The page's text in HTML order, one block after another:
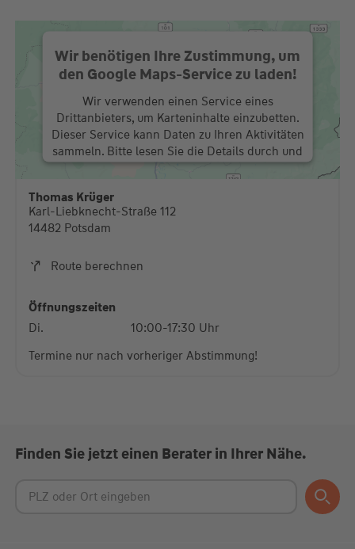
Wir benötigen Ihre Zustimmung, um
den Google Maps-Service zu laden!
Wir verwenden einen Service eines
Drittanbieters, um Karteninhalte einzubetten.
Dieser Service kann Daten zu Ihren Aktivitäten
sammeln. Bitte lesen Sie die Details durch und
stimmen Sie der Nutzung des Service zu, um
diese Karte anzuzeigen.
Mehr Informationen
Thomas Krüger
Karl-Liebknecht-Straße 112
14482 Potsdam
Route berechnen
Öffnungszeiten
Di.
10:00-17:30 Uhr
Termine nur nach vorheriger Abstimmung!
Finden Sie jetzt einen Berater in Ihrer Nähe.